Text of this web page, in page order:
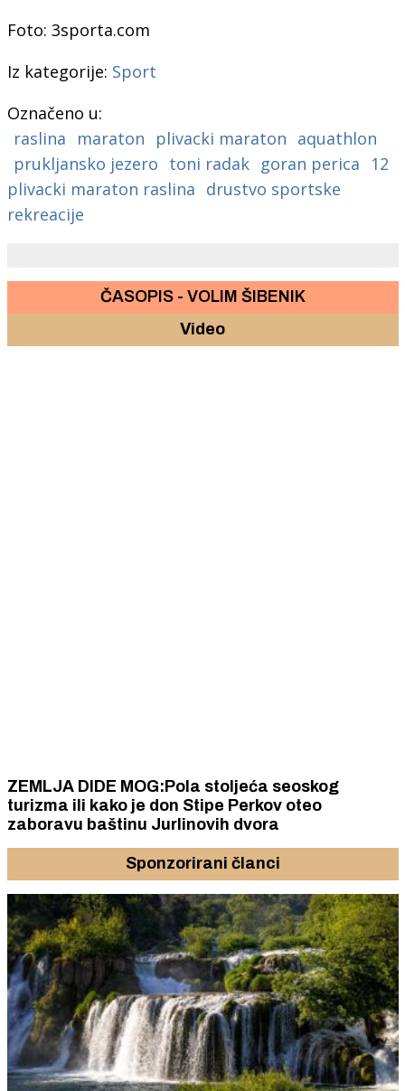
Foto: 3sporta.com
Iz kategorije: Sport
Označeno u:
raslina
maraton plivacki maraton aquathlon
prukljansko jezero toni radak goran perica
12
plivacki maraton raslina drustvo sportske
rekreacije
ČASOPIS - VOLIM ŠIBENIK
Video
ZEMLJA DIDE MOG:Pola stoljeća seoskog
turizma ili kako je don Stipe Perkov oteo
zaboravu baštinu Jurlinovih dvora
Sponzorirani članci